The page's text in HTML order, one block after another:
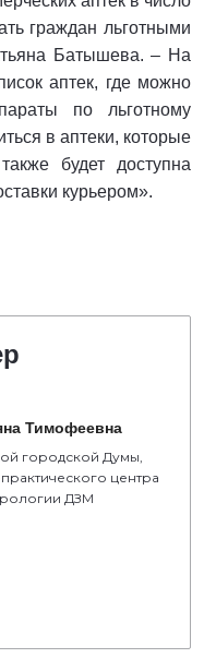
граждан льготными
Батышева. – На
аптек, где можно
по льготному
в аптеки, которые
будет доступна
курьером».
Тимофеевна
городской Думы,
центра
ДЗМ